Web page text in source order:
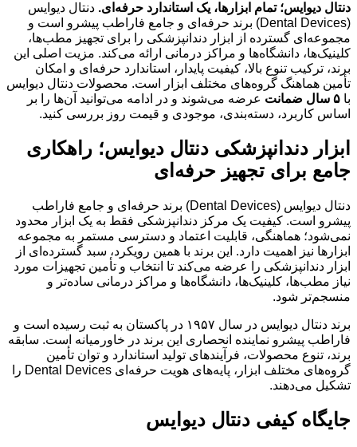
دنتال دیوایس؛ تمام ابزارها، یک استاندارد حرفه‌ای. دنتال دیوایس
(Dental Devices) برند حرفه‌ای و جامع فاراطب پیشرو است و
مجموعه‌ای گسترده از ابزار دندانپزشکی را برای تجهیز مطب‌ها،
کلینیک‌ها، دانشگاه‌ها و مراکز درمانی ارائه می‌کند. مزیت اصلی این
برند، ترکیب تنوع بالا، کیفیت پایدار، استاندارد حرفه‌ای و امکان
تأمین هماهنگ گروه‌های مختلف ابزار است. محصولات دنتال دیوایس
با ۵ سال ضمانت
عرضه می‌شوند و در ادامه می‌توانید آن‌ها را بر
اساس کاربرد، دسته‌بندی، موجودی و قیمت روز بررسی کنید.
ابزار دندانپزشکی دنتال دیوایس؛ راهکاری
جامع برای تجهیز حرفه‌ای
دنتال دیوایس (Dental Devices) برند حرفه‌ای و جامع فاراطب
پیشرو است. کیفیت یک مرکز دندانپزشکی فقط به یک ابزار محدود
نمی‌شود؛ هماهنگی، قابلیت اعتماد و دسترسی مستمر به مجموعه
ابزارها نیز اهمیت دارد. این برند با همین رویکرد، سبد گسترده‌ای از
ابزار دندانپزشکی را عرضه می‌کند تا انتخاب و تأمین تجهیزات مورد
نیاز مطب‌ها، کلینیک‌ها، دانشگاه‌ها و مراکز درمانی ساده‌تر و
منسجم‌تر شود.
برند دنتال دیوایس در سال ۱۹۵۷ در پاکستان به ثبت رسیده است و
فاراطب پیشرو نماینده انحصاری این برند در خاورمیانه است. سابقه
برند، تنوع محصولات، فرآیندهای تولید استاندارد و توان تأمین
گروه‌های مختلف ابزار، پایه‌های هویت حرفه‌ای Dental Devices را
تشکیل می‌دهند.
جایگاه کیفی دنتال دیوایس